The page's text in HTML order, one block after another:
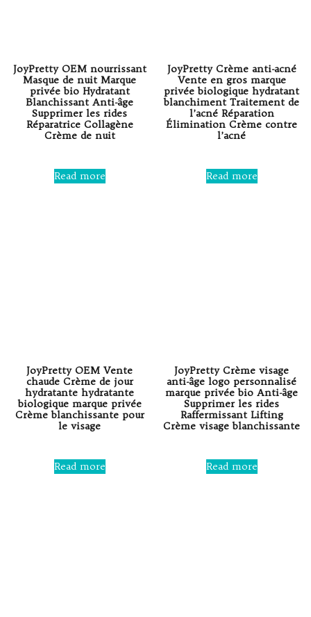
JoyPretty OEM nourrissant
Masque de nuit Marque
privée bio Hydratant
Blanchissant Anti-âge
Supprimer les rides
Réparatrice Collagène
Crème de nuit
0
out
Read more
JoyPretty Crème anti-acné
Vente en gros marque
privée biologique hydratant
blanchiment Traitement de
l’acné Réparation
Élimination Crème contre
l’acné
0
out
Read more
JoyPretty OEM Vente
chaude Crème de jour
hydratante hydratante
biologique marque privée
Crème blanchissante pour
le visage
0
out
Read more
JoyPretty Crème visage
anti-âge logo personnalisé
marque privée bio Anti-âge
Supprimer les rides
Raffermissant Lifting
Crème visage blanchissante
0
out
Read more